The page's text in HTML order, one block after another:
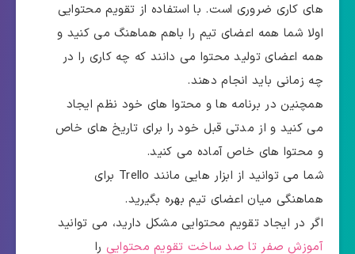
های کاری ضروری است. با استفاده از تقویم محتوایی
اولا شما همه اعضای تیم را باهم هماهنگ می کنید و
همه اعضای تولید محتوا می دانند که چه کاری را در
چه زمانی باید انجام دهند.
همچنین در برنامه ها و محتوا های خود نظم ایجاد
می کنید و از مدتی قبل خود را برای تاریخ های خاص
و محتوا های خاص آماده می کنید.
شما می توانید از ابزار هایی مانند Trello برای
هماهنگی میان اعضای تیم بهره بگیرید.
اگر در ایجاد تقویم محتوایی مشکل دارید، می توانید
آموزش صفر تا صد ساخت تقویم محتوایی را